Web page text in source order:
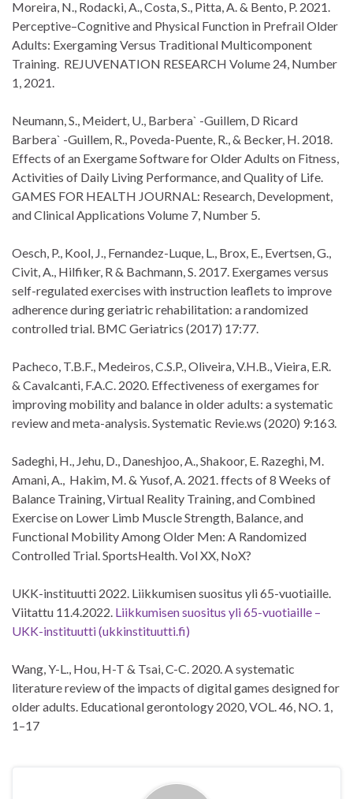
Moreira, N., Rodacki, A., Costa, S., Pitta, A. & Bento, P. 2021.
Perceptive–Cognitive and Physical Function in Prefrail Older
Adults: Exergaming Versus Traditional Multicomponent
Training. REJUVENATION RESEARCH Volume 24, Number
1, 2021.
Neumann, S., Meidert, U., Barbera` -Guillem, D Ricard
Barbera` -Guillem, R., Poveda-Puente, R., & Becker, H. 2018.
Effects of an Exergame Software for Older Adults on Fitness,
Activities of Daily Living Performance, and Quality of Life.
GAMES FOR HEALTH JOURNAL: Research, Development,
and Clinical Applications Volume 7, Number 5.
Oesch, P., Kool, J., Fernandez-Luque, L., Brox, E., Evertsen, G.,
Civit, A., Hilfiker, R & Bachmann, S. 2017. Exergames versus
self-regulated exercises with instruction leaflets to improve
adherence during geriatric rehabilitation: a randomized
controlled trial. BMC Geriatrics (2017) 17:77.
Pacheco, T.B.F., Medeiros, C.S.P., Oliveira, V.H.B., Vieira, E.R.
& Cavalcanti, F.A.C. 2020. Effectiveness of exergames for
improving mobility and balance in older adults: a systematic
review and meta-analysis. Systematic Revie.ws (2020) 9:163.
Sadeghi, H., Jehu, D., Daneshjoo, A., Shakoor, E. Razeghi, M.
Amani, A., Hakim, M. & Yusof, A. 2021. ffects of 8 Weeks of
Balance Training, Virtual Reality Training, and Combined
Exercise on Lower Limb Muscle Strength, Balance, and
Functional Mobility Among Older Men: A Randomized
Controlled Trial. SportsHealth. Vol XX, NoX?
UKK-instituutti 2022. Liikkumisen suositus yli 65-vuotiaille.
Viitattu 11.4.2022. Liikkumisen suositus yli 65-vuotiaille –
UKK-instituutti (ukkinstituutti.fi)
Wang, Y-L., Hou, H-T & Tsai, C-C. 2020. A systematic
literature review of the impacts of digital games designed for
older adults. Educational gerontology 2020, VOL. 46, NO. 1,
1–17